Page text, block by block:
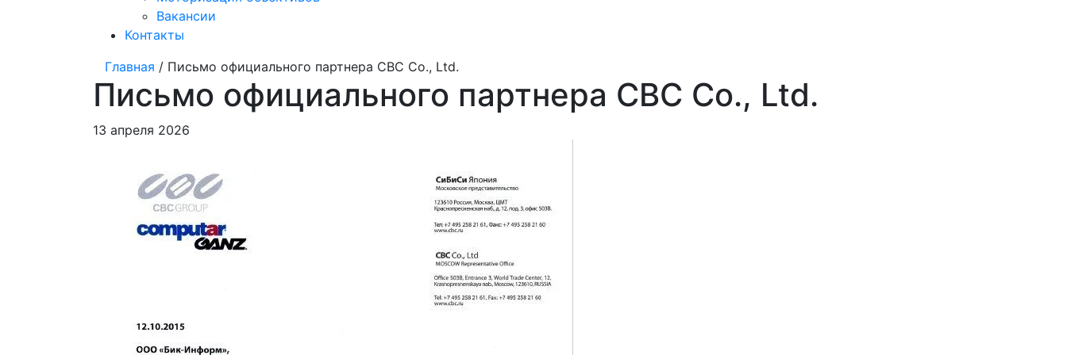
Вакансии
Контакты
Главная / Письмо официального партнера CBC Co., Ltd.
Письмо официального партнера CBC Co., Ltd.
13 апреля 2026